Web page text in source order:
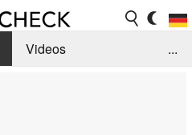
Videos
...